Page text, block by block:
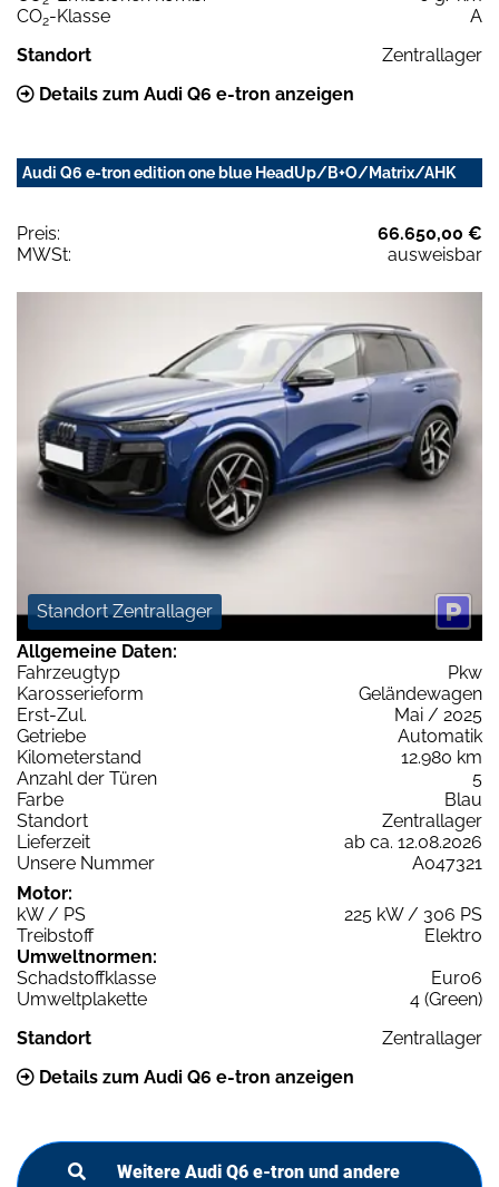
CO2-Klasse
A
Standort
Zentrallager
Details zum Audi Q6 e-tron anzeigen
Audi Q6 e-tron edition one blue HeadUp/B+O/Matrix/AHK
Preis:
66.650,00 €
MWSt:
ausweisbar
Standort Zentrallager
Allgemeine Daten:
Fahrzeugtyp
Pkw
Karosserieform
Geländewagen
Erst-Zul.
Mai / 2025
Getriebe
Automatik
Kilometerstand
12.980 km
Anzahl der Türen
5
Farbe
Blau
Standort
Zentrallager
Lieferzeit
ab ca. 12.08.2026
Unsere Nummer
A047321
Motor:
kW / PS
225 kW / 306 PS
Treibstoff
Elektro
Umweltnormen:
Schadstoffklasse
Euro6
Umweltplakette
4 (Green)
Standort
Zentrallager
Details zum Audi Q6 e-tron anzeigen
Weitere Audi Q6 e-tron und andere